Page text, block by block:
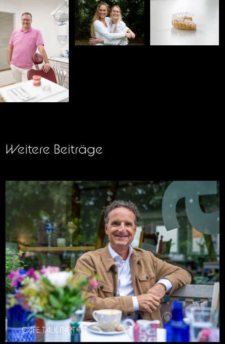
Weitere Beiträge
CAFE TALK PART 11